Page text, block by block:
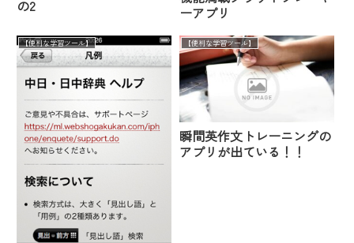
の2
ーアプリ
【便利な学習ツール】 【便利な学習ツール】
瞬間英作文トレーニングの
アプリが出ている！！